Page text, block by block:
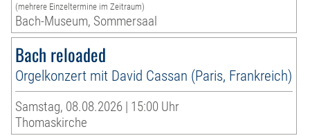
(mehrere Einzeltermine im Zeitraum)
Bach-Museum, Sommersaal
Bach reloaded
Orgelkonzert mit David Cassan (Paris, Frankreich)
Samstag, 08.08.2026 | 15:00 Uhr
Thomaskirche